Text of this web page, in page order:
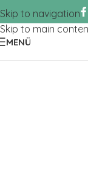
Skip to navigation
Skip to main
MENÜ